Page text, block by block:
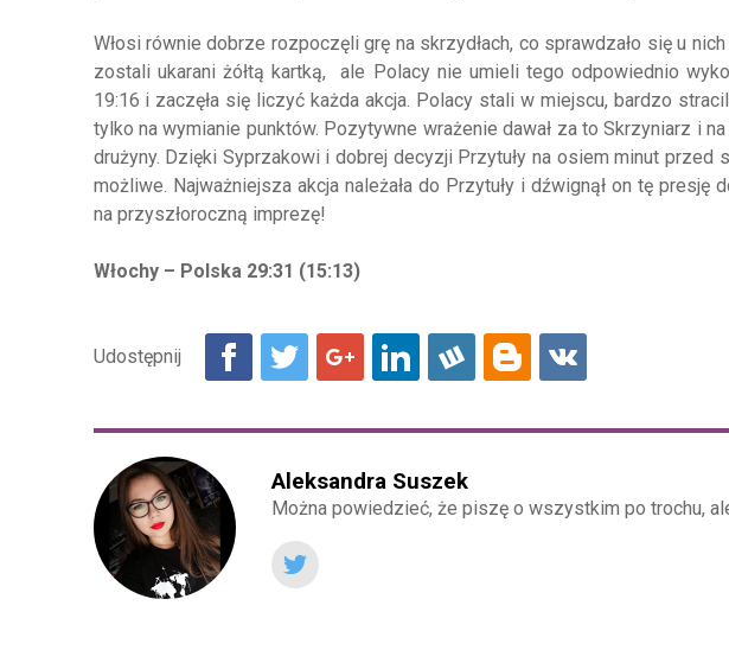
Włosi równie dobrze rozpoczęli grę na skrzydłach, co sprawdzało się u
zostali ukarani żółtą kartką, ale Polacy nie umieli tego odpowiednio
19:16 i zaczęła się liczyć każda akcja. Polacy stali w miejscu, bardzo
tylko na wymianie punktów. Pozytywne wrażenie dawał za to Skrzyniarz i
drużyny. Dzięki Syprzakowi i dobrej decyzji Przytuły na osiem minut przed
możliwe. Najważniejsza akcja należała do Przytuły i dźwignął on tę
na przyszłoroczną imprezę!
Włochy – Polska 29:31 (15:13)
Aleksandra Suszek
Można powiedzieć, że piszę o wszystkim po trochu,